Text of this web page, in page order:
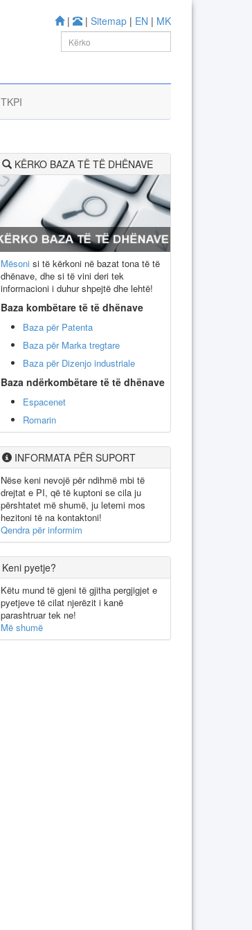
| | Sitemap | EN | MK
TKPI
KËRKO BAZA TË TË DHËNAVE
Mësoni si të kërkoni në bazat tona të të
dhënave, dhe si të vini deri tek
informacioni i duhur shpejtë dhe lehtë!
Baza kombëtare të të dhënave
Baza për Patenta
Baza për Marka tregtare
Baza për Dizenjo industriale
Baza ndërkombëtare të të dhënave
Espacenet
Romarin
INFORMATA PËR SUPORT
Nëse keni nevojë për ndihmë mbi të
drejtat e PI, që të kuptoni se cila ju
përshtatet më shumë, ju letemi mos
hezitoni të na kontaktoni!
Qendra për informim
Keni pyetje?
Këtu mund të gjeni të gjitha pergjigjet e
pyetjeve të cilat njerëzit i kanë
parashtruar tek ne!
Më shumë